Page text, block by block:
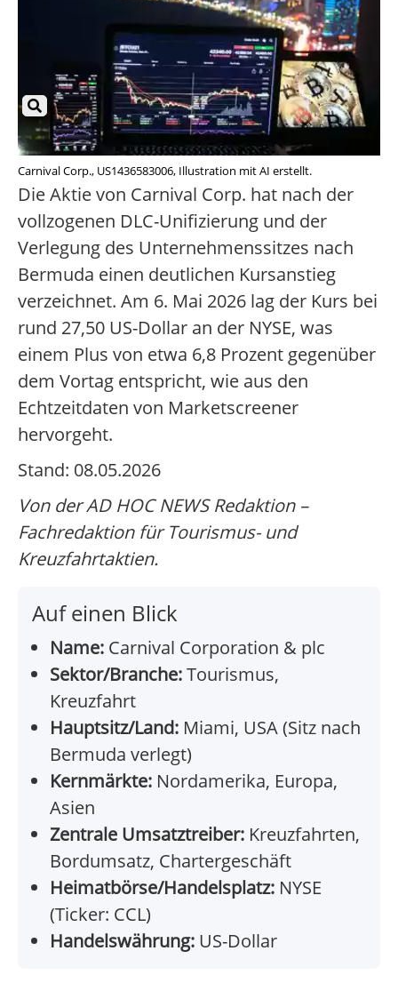
Carnival Corp., US1436583006, Illustration mit AI erstellt.
Die Aktie von Carnival Corp. hat nach der
vollzogenen DLC-Unifizierung und der
Verlegung des Unternehmenssitzes nach
Bermuda einen deutlichen Kursanstieg
verzeichnet. Am 6. Mai 2026 lag der Kurs bei
rund 27,50 US-Dollar an der NYSE, was
einem Plus von etwa 6,8 Prozent gegenüber
dem Vortag entspricht, wie aus den
Echtzeitdaten von Marketscreener
hervorgeht.
Stand: 08.05.2026
Von der AD HOC NEWS Redaktion –
Fachredaktion für Tourismus- und
Kreuzfahrtaktien.
Auf einen Blick
Name: Carnival Corporation & plc
Sektor/Branche:Tourismus,
Kreuzfahrt
Hauptsitz/Land: Miami, USA (Sitz nach
Bermuda verlegt)
Kernmärkte: Nordamerika, Europa,
Asien
Zentrale Umsatztreiber: Kreuzfahrten,
Bordumsatz, Chartergeschäft
Heimatbörse/Handelsplatz: NYSE
(Ticker: CCL)
Handelswährung: US-Dollar